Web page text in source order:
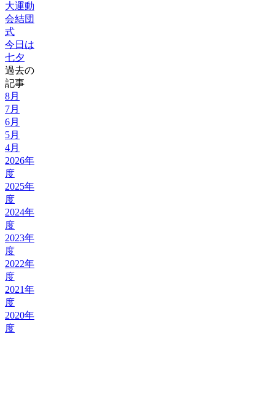
大運動
会結団
式
今日は
七夕
過去の
記事
8月
7月
6月
5月
4月
2026年
度
2025年
度
2024年
度
2023年
度
2022年
度
2021年
度
2020年
度